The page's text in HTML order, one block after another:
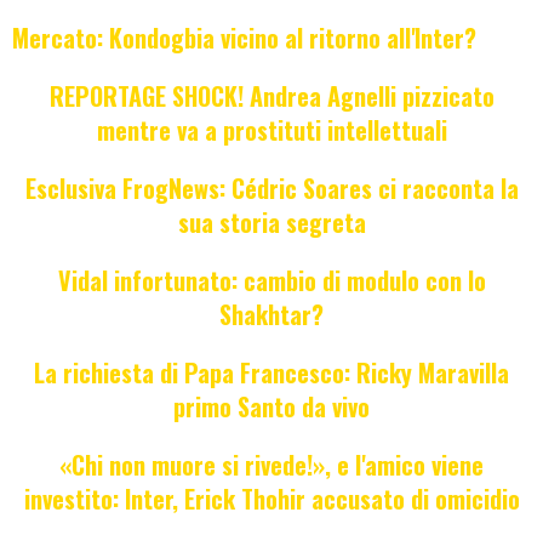
Mercato: Kondogbia vicino al ritorno all'Inter?
REPORTAGE SHOCK! Andrea Agnelli pizzicato
mentre va a prostituti intellettuali
Esclusiva FrogNews: Cédric Soares ci racconta la
sua storia segreta
Vidal infortunato: cambio di modulo con lo
Shakhtar?
La richiesta di Papa Francesco: Ricky Maravilla
primo Santo da vivo
«Chi non muore si rivede!», e l'amico viene
investito: Inter, Erick Thohir accusato di omicidio